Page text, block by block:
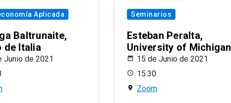
Aplicada
Baltrunaite,
de Italia
Junio de 2021
Seminarios
Esteban Peralta,
University of Michigan
15 de Junio de 2021
15:30
Zoom